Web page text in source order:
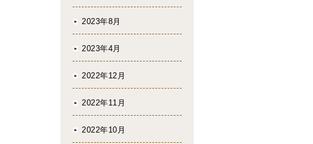
2023年8月
2023年4月
2022年12月
2022年11月
2022年10月